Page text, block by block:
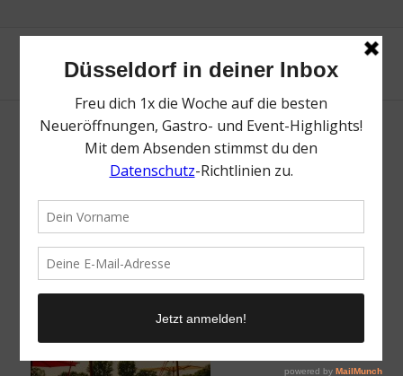
The Inner Circle | Event | Magazin | Mr.